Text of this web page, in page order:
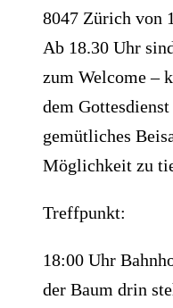
8047 Zürich von
Ab 18.30 Uhr
zum Welcome –
dem
gemütliches
Möglichkeit zu
Treffpunkt:
18:00 Uhr
der Baum drin